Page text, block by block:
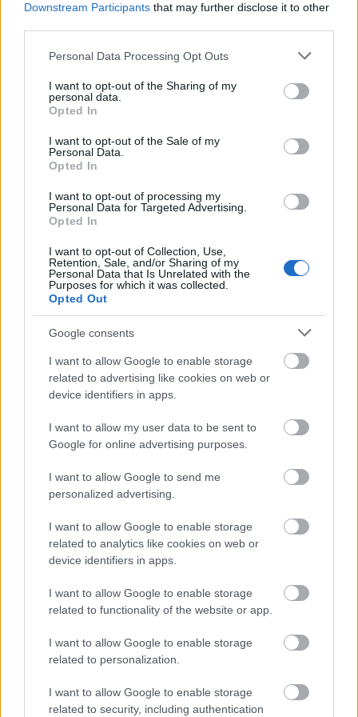
Downstream Participants that may further disclose it to other
Please note that this website/app uses one or more Google
not limited to your visit or usage behaviour. You may click to
grant or deny consent to Google and its third-party tags to
use your data for below specified purposes in below Google
consent section.
Personal Data Processing Opt Outs
I want to opt-out of the Sharing of my
personal data.
Opted In
I want to opt-out of the Sale of my
Personal Data.
Opted In
I want to opt-out of processing my
Personal Data for Targeted Advertising.
Opted In
I want to opt-out of Collection, Use,
Retention, Sale, and/or Sharing of my
Personal Data that Is Unrelated with the
Purposes for which it was collected.
Opted Out
Google consents
I want to allow Google to enable storage
related to advertising like cookies on web or
device identifiers in apps.
I want to allow my user data to be sent to
Google for online advertising purposes.
I want to allow Google to send me
personalized advertising.
I want to allow Google to enable storage
related to analytics like cookies on web or
device identifiers in apps.
I want to allow Google to enable storage
related to functionality of the website or app.
I want to allow Google to enable storage
related to personalization.
I want to allow Google to enable storage
related to security, including authentication
Lina Andersson hade den 14:e bästa kvaltiden. I
kvartsfinalen gick Lina vidare som lucky looser,
precis som i semifinalen. I finalen fick hon se sig
besegrad av Virpi Kuitunen, Petra Majdic,
Astrid Jacobsen och Aino Kaisa Saarinen,
Mona Lisa Malvalehto i slutspurten.
Formbeskedet från Lina Andersson var lika
var en comeback i världseliten som är värd en
extra applåd.
hon säkrade den totala världscupsegern.
Resultat damer
Lina Andersson och Emil Jönsson – foto: Erik
Nilsson Sports Management
Prenumerera på vårt nyhetsbrev